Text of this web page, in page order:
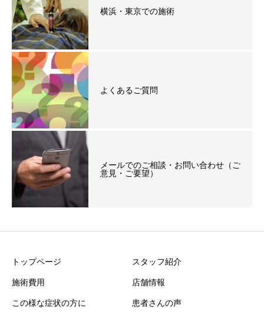
横浜・東京での施術
よくあるご質問
メールでのご相談・お問い合わせ（ご
意見・ご要望）
トップページ スタッフ紹介
施術費用 店舗情報
この様な症状の方に 患者さんの声